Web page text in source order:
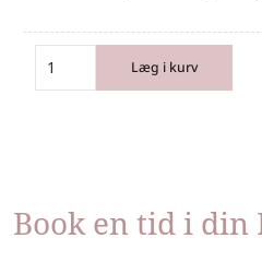
Læg i kurv
Book en tid i din